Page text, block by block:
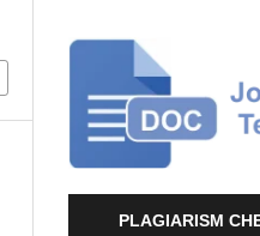
PLAGIARISM